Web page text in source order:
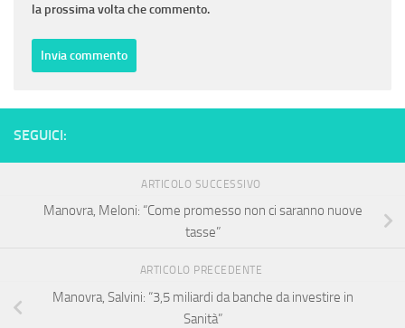
la prossima volta che commento.
SEGUICI:
ARTICOLO SUCCESSIVO
Manovra, Meloni: “Come promesso non ci saranno nuove
tasse”
ARTICOLO PRECEDENTE
Manovra, Salvini: “3,5 miliardi da banche da investire in
Sanità”